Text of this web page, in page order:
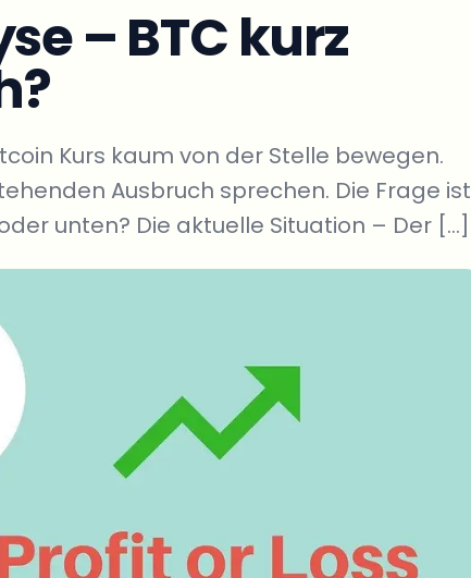
– BTC kurz
Kurs kaum von der Stelle bewegen.
Ausbruch sprechen. Die Frage ist
unten? Die aktuelle Situation – Der […]